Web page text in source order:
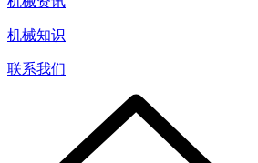
机械知识
联系我们